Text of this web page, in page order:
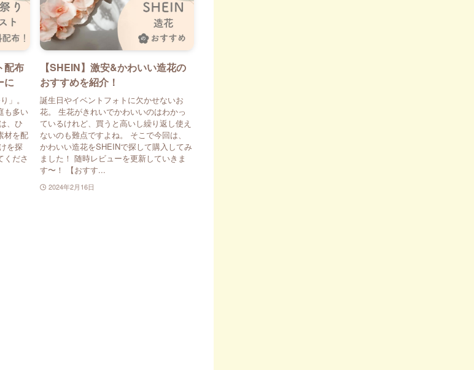
配布
に
」。
も多い
、ひ
材を配
を探
くださ
【SHEIN】激安&かわいい造花の
おすすめを紹介！
誕生日やイベントフォトに欠かせないお
花。 生花がきれいでかわいいのはわかっ
ているけれど、買うと高いし繰り返し使え
ないのも難点ですよね。 そこで今回は、
かわいい造花をSHEINで探して購入してみ
ました！ 随時レビューを更新していきま
す〜！ 【おすす...
2024年2月16日